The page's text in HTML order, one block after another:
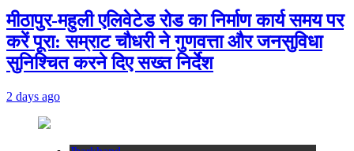
मीठापुर-महुली एलिवेटेड रोड का निर्माण कार्य समय पर
करें पूरा: सम्राट चौधरी ने गुणवत्ता और जनसुविधा
सुनिश्चित करने दिए सख्त निर्देश
2 days ago